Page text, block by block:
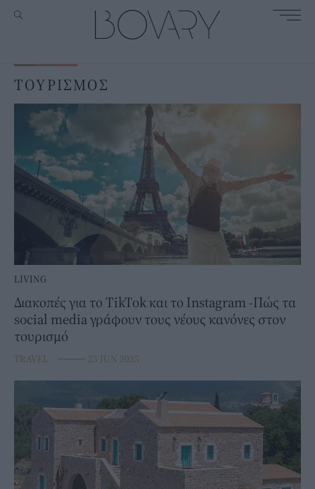
ΤΟΥΡΙΣΜΟΣ
LIVING
Διακοπές για το TikTok και το Instagram -Πώς τα
social media γράφουν τους νέους κανόνες στον
τουρισμό
TRAVEL ⸻ 25 JUN 2025